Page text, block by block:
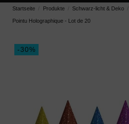
Startseite Produkte Schwarz-licht & Deko
Pointu Holographique - Lot de 20
-30%